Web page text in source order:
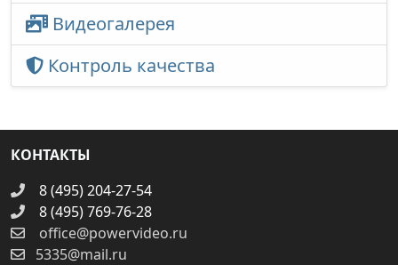
Видеогалерея
Контроль качества
КОНТАКТЫ
8 (495) 204-27-54
8 (495) 769-76-28
office@powervideo.ru
5335@mail.ru